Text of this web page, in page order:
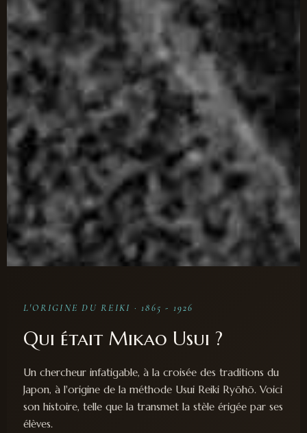
L'ORIGINE DU REIKI · 1865 - 1926
Qui était Mikao Usui ?
Un chercheur infatigable, à la croisée des traditions du
Japon, à l'origine de la méthode Usui Reiki Ryōhō. Voici
son histoire, telle que la transmet la stèle érigée par ses
élèves.